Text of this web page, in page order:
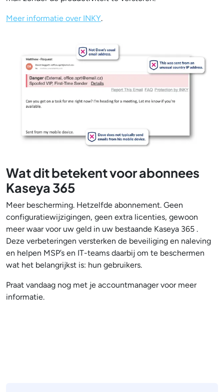
Meer informatie over INKY.
Wat dit betekent voor abonnees
Kaseya 365
Meer bescherming. Hetzelfde abonnement. Geen
configuratiewijzigingen, geen extra licenties, gewoon
meer waar voor uw geld in uw bestaande Kaseya 365 .
Deze verbeteringen versterken de beveiliging en naleving
en helpen MSP’s en IT-teams daarbij om te beschermen
wat het belangrijkst is: hun gebruikers.
Praat vandaag nog met je accountmanager voor meer
informatie.